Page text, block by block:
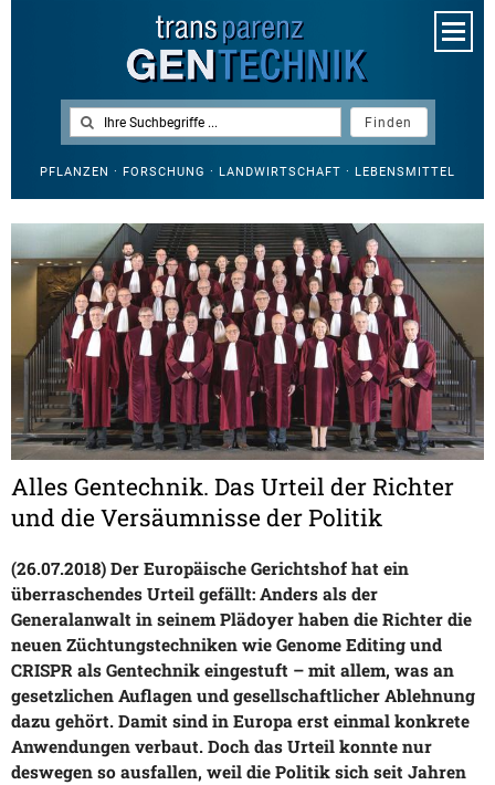
PFLANZEN · FORSCHUNG · LANDWIRTSCHAFT · LEBENSMITTEL
Alles Gentechnik. Das Urteil der Richter
und die Versäumnisse der Politik
(26.07.2018) Der Europäische Gerichtshof hat ein
überraschendes Urteil gefällt: Anders als der
Generalanwalt in seinem Plädoyer haben die Richter die
neuen Züchtungstechniken wie Genome Editing und
CRISPR als Gentechnik eingestuft – mit allem, was an
gesetzlichen Auflagen und gesellschaftlicher Ablehnung
dazu gehört. Damit sind in Europa erst einmal konkrete
Anwendungen verbaut. Doch das Urteil konnte nur
deswegen so ausfallen, weil die Politik sich seit Jahren